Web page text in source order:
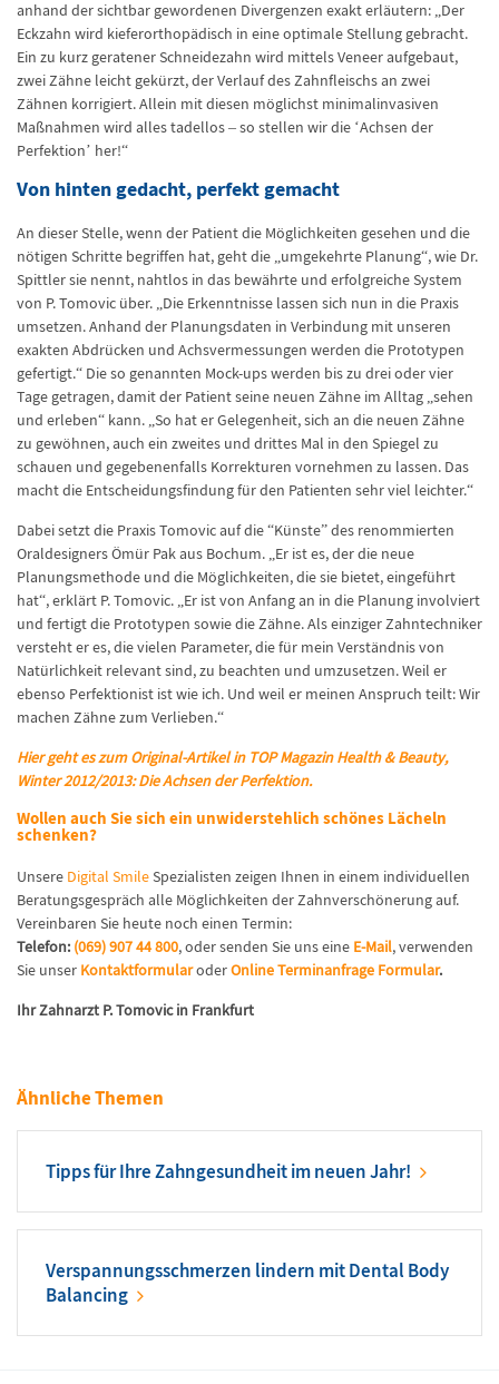
anhand der sichtbar gewordenen Divergenzen exakt erläutern: „Der
Eckzahn wird kieferorthopädisch in eine optimale Stellung gebracht.
Ein zu kurz geratener Schneidezahn wird mittels Veneer aufgebaut,
zwei Zähne leicht gekürzt, der Verlauf des Zahnfleischs an zwei
Zähnen korrigiert. Allein mit diesen möglichst minimalinvasiven
Maßnahmen wird alles tadellos – so stellen wir die ‘Achsen der
Perfektion’ her!“
Von hinten gedacht, perfekt gemacht
An dieser Stelle, wenn der Patient die Möglichkeiten gesehen und die
nötigen Schritte begriffen hat, geht die „umgekehrte Planung“, wie Dr.
Spittler sie nennt, nahtlos in das bewährte und erfolgreiche System
von P. Tomovic über. „Die Erkenntnisse lassen sich nun in die Praxis
umsetzen. Anhand der Planungsdaten in Verbindung mit unseren
exakten Abdrücken und Achsvermessungen werden die Prototypen
gefertigt.“ Die so genannten Mock-ups werden bis zu drei oder vier
Tage getragen, damit der Patient seine neuen Zähne im Alltag „sehen
und erleben“ kann. „So hat er Gelegenheit, sich an die neuen Zähne
zu gewöhnen, auch ein zweites und drittes Mal in den Spiegel zu
schauen und gegebenenfalls Korrekturen vornehmen zu lassen. Das
macht die Entscheidungsfindung für den Patienten sehr viel leichter.“
Dabei setzt die Praxis Tomovic auf die “Künste” des renommierten
Oraldesigners Ömür Pak aus Bochum. „Er ist es, der die neue
Planungsmethode und die Möglichkeiten, die sie bietet, eingeführt
hat“, erklärt P. Tomovic. „Er ist von Anfang an in die Planung involviert
und fertigt die Prototypen sowie die Zähne. Als einziger Zahntechniker
versteht er es, die vielen Parameter, die für mein Verständnis von
Natürlichkeit relevant sind, zu beachten und umzusetzen. Weil er
ebenso Perfektionist ist wie ich. Und weil er meinen Anspruch teilt: Wir
machen Zähne zum Verlieben.“
Hier geht es zum Original-Artikel in TOP Magazin Health & Beauty,
Winter 2012/2013: Die Achsen der Perfektion.
Wollen auch Sie sich ein unwiderstehlich schönes Lächeln
schenken?
Unsere Digital SmileSpezialisten zeigen Ihnen in einem individuellen
Beratungsgespräch alle Möglichkeiten der Zahnverschönerung auf.
Vereinbaren Sie heute noch einen Termin:
Telefon: (069) 907 44 800, oder senden Sie uns eine E-Mail, verwenden
Sie unser KontaktformularoderOnline Terminanfrage Formular.
Ihr Zahnarzt P. Tomovic in Frankfurt
Ähnliche Themen
Tipps für Ihre Zahngesundheit im neuen Jahr!
Verspannungsschmerzen lindern mit Dental Body
Balancing